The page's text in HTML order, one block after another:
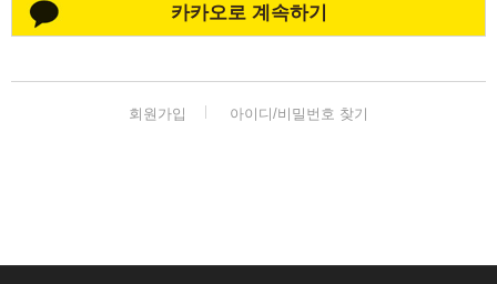
카카오로 계속하기
회원가입 아이디/비밀번호 찾기